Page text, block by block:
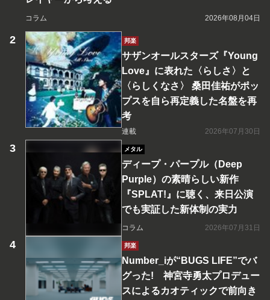
コラム 2026年08月04日
邦楽
サザンオールスターズ『Young
Love』に表れた〈らしさ〉と
〈らしくなさ〉 桑田佳祐がポッ
プスを自ら再定義した名盤を再
考
連載 2026年07月30日
メタル
ディープ・パープル（Deep
Purple）の素晴らしい新作
『SPLAT!』に聴く、来日公演
でも実証した新体制の実力
コラム 2026年07月31日
邦楽
Number_iが“BUGS LIFE”でバ
グった! 神宮寺勇太プロデュー
スによるカオティックで前向き